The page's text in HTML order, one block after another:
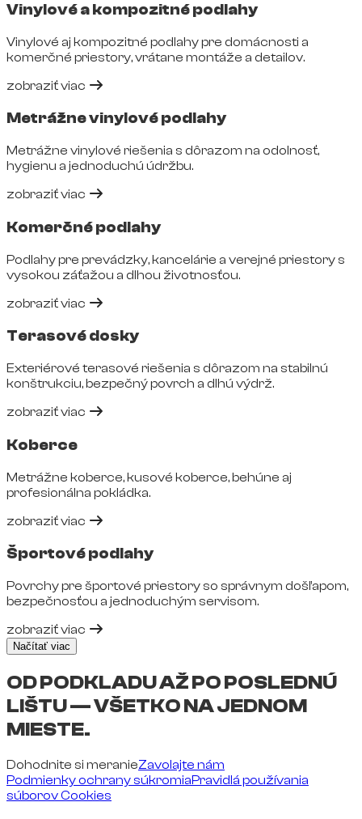
Vinylové a kompozitné podlahy
Vinylové aj kompozitné podlahy pre domácnosti a
komerčné priestory, vrátane montáže a detailov.
zobraziť viac
Metrážne vinylové podlahy
Metrážne vinylové riešenia s dôrazom na odolnosť,
hygienu a jednoduchú údržbu.
zobraziť viac
Komerčné podlahy
Podlahy pre prevádzky, kancelárie a verejné priestory s
vysokou záťažou a dlhou životnosťou.
zobraziť viac
Terasové dosky
Exteriérové terasové riešenia s dôrazom na stabilnú
konštrukciu, bezpečný povrch a dlhú výdrž.
zobraziť viac
Koberce
Metrážne koberce, kusové koberce, behúne aj
profesionálna pokládka.
zobraziť viac
Športové podlahy
Povrchy pre športové priestory so správnym došľapom,
bezpečnosťou a jednoduchým servisom.
zobraziť viac
Načítať viac
OD PODKLADU AŽ PO POSLEDNÚ
LIŠTU — VŠETKO NA JEDNOM
MIESTE.
Dohodnite si meranieZavolajte nám
Podmienky ochrany súkromiaPravidlá používania
súborov Cookies